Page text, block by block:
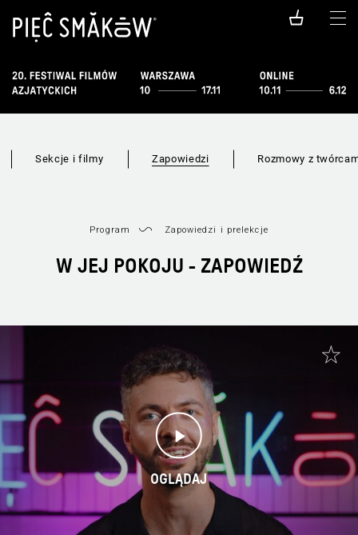
Sekcje i filmy Zapowiedzi Rozmowy z
Program Zapowiedzi i prelekcje
W JEJ POKOJU - ZAPOWIEDŹ
OGLĄDAJ